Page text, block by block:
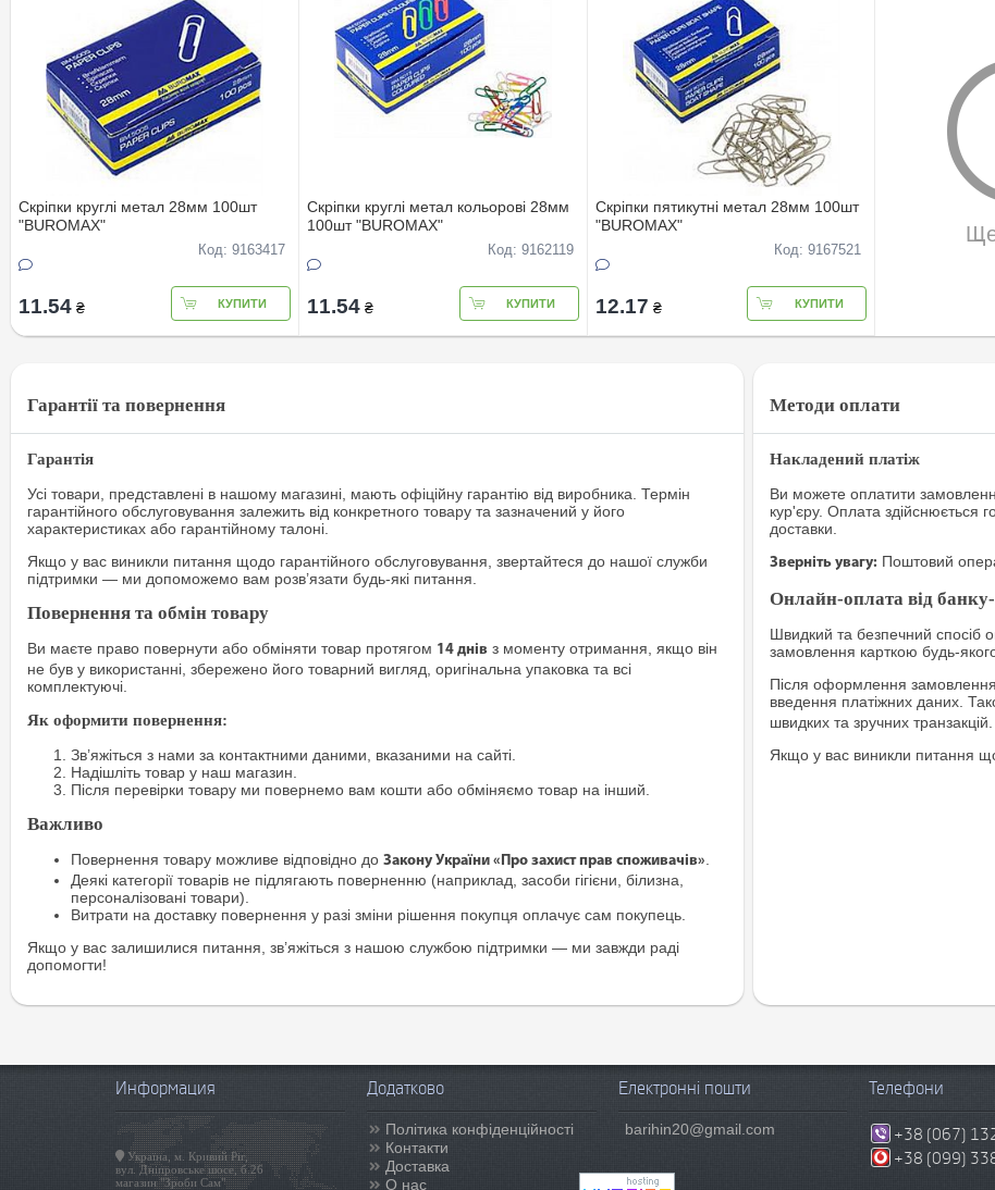
Скріпки круглі метал 28мм 100шт
"BUROMAX"
Код: 9163417
11.54 ₴ КУПИТИ
Скріпки круглі метал кольорові 28мм
100шт "BUROMAX"
Код: 9162119
11.54 ₴ КУПИТИ
Скріпки пятикутні метал 28мм 100шт
"BUROMAX"
Код: 9167521
12.17 ₴ КУПИТИ
Гарантії та повернення
Гарантія
Усі товари, представлені в нашому магазині, мають офіційну гарантію від виробника. Термін
гарантійного обслуговування залежить від конкретного товару та зазначений у його
характеристиках або гарантійному талоні.
Якщо у вас виникли питання щодо гарантійного обслуговування, звертайтеся до нашої служби
підтримки — ми допоможемо вам розв’язати будь-які питання.
Повернення та обмін товару
Ви маєте право повернути або обміняти товар протягом 14 днів з моменту отримання, якщо він
не був у використанні, збережено його товарний вигляд, оригінальна упаковка та всі
комплектуючі.
Як оформити повернення:
Зв’яжіться з нами за контактними даними, вказаними на сайті.
Надішліть товар у наш магазин.
Після перевірки товару ми повернемо вам кошти або обміняємо товар на інший.
Важливо
Повернення товару можливе відповідно до Закону України «Про захист прав споживачів»
Деякі категорії товарів не підлягають поверненню (наприклад, засоби гігієни, білизна,
персоналізовані товари).
Витрати на доставку повернення у разі зміни рішення покупця оплачує сам покупець.
Якщо у вас залишилися питання, зв’яжіться з нашою службою підтримки — ми завжди раді
допомогти!
Методи оплати
Накладений платіж
Ви можете оплатити
кур'єру. Оплата здійснюється
доставки.
Зверніть увагу: Поштовий
Онлайн-оплата від
Швидкий та безпечний спосіб
замовлення карткою будь-якого
Після оформлення
введення платіжних даних.
швидких та зручних транзакцій.
Якщо у вас виникли питання
Информация
Україна, м. Кривий Ріг,
вул. Дніпровське шосе, б.26
магазин "Зроби Сам"
Додатково
Політика конфіденційності
Контакти
Доставка
О нас
Електронні пошти
barihin20@gmail.com
Телефони
+38 (067)
+38 (099)